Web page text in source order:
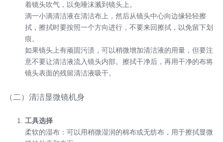
着镜头吹气，以免唾沫溅到镜头上。
滴一小滴清洁液在清洁布上，然后从镜头中心向边缘轻轻擦
拭，擦拭时要按照一个方向进行，不要来回擦拭，以免留下划
痕。
如果镜头上有顽固污渍，可以稍微增加清洁液的用量，但要注
意不要让清洁液流入镜头内部。擦拭干净后，再用干净的布将
镜头表面的残留清洁液吸干。
（二）清洁显微镜机身
工具选择
柔软的湿布：可以用稍微湿润的棉布或无纺布，用于擦拭显微